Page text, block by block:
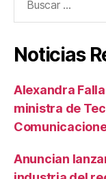
Noticias
Alexandra
ministra de
Anuncian